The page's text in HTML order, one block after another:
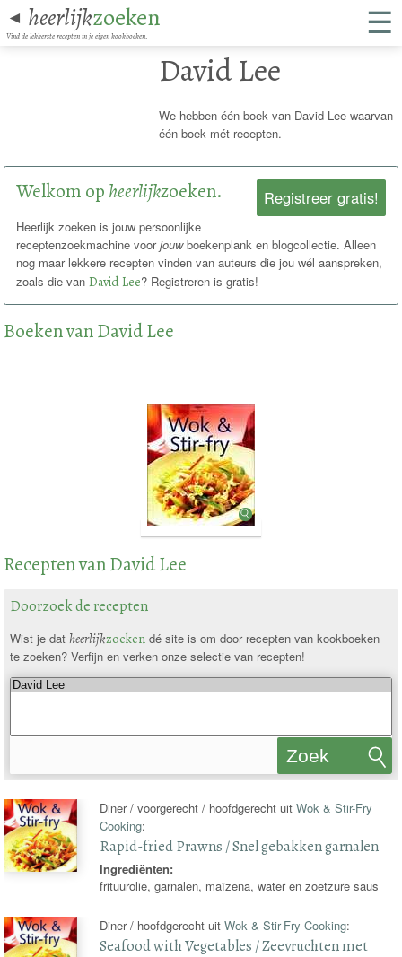
◄ heerlijkzoeken
Vind de lekkerste recepten in je eigen kookboeken. ☰
David Lee
We hebben één boek van David Lee waarvan
één boek mét recepten.
Registreer gratis!
Welkom op heerlijkzoeken.
Heerlijk zoeken is jouw persoonlijke
receptenzoekmachine voorjouwboekenplank en blogcollectie. Alleen
nog maar lekkere recepten vinden van auteurs die jou wél aanspreken,
zoals die van David Lee? Registreren is gratis!
Boeken van David Lee
Recepten van David Lee
Doorzoek de recepten
Wist je dat heerlijkzoekendé site is om door recepten van kookboeken
te zoeken? Verfijn en verken onze selectie van recepten!
Zoek
Diner / voorgerecht / hoofdgerecht uitWok & Stir-Fry
Cooking:
Rapid-fried Prawns / Snel gebakken garnalen
Ingrediënten:
frituurolie, garnalen, maïzena, water en zoetzure saus
Diner / hoofdgerecht uitWok & Stir-Fry Cooking:
Seafood with Vegetables / Zeevruchten met